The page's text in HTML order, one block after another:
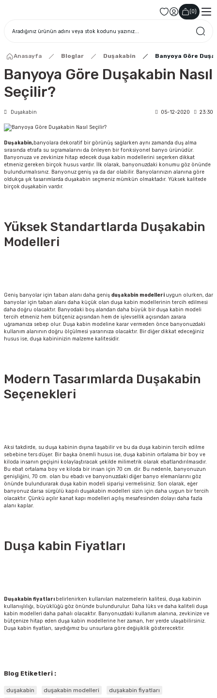
(0)
Anasayfa Bloglar Duşakabin Banyoya Göre
Banyoya Göre Duşakabin Nasıl
Seçilir?
Duşakabin 05-12-2020 23:30
Duşakabin,banyolara dekoratif bir görünüş sağlarken aynı zamanda duş alma
sırasında etrafa su sıçramalarını da önleyen bir fonksiyonel banyo ürünüdür.
Banyonuza ve zevkinize hitap edecek duşa kabin modellerini seçerken dikkat
etmeniz gereken birçok husus vardır. İlk olarak, banyonuzdaki konumu göz önünde
bulundurmalısınız. Banyonuz geniş ya da dar olabilir. Banyolarınızın alanına göre
oldukça şık tasarımlarda duşakabin seçmeniz mümkün olmaktadır. Yüksek kalitede
birçok duşakabin vardır.
Yüksek Standartlarda Duşakabin
Modelleri
Geniş banyolar için taban alanı daha geniş duşakabin modelleri uygun olurken, dar
banyolar için taban alanı daha küçük olan duşa kabin modellerinin tercih edilmesi
daha doğru olacaktır. Banyodaki boş alandan daha büyük bir duşa kabin modeli
tercih etmeniz hem bütçeniz açısından hem de işlevsellik açısından zarara
uğramanıza sebep olur. Duşa kabin modeline karar vermeden önce banyonuzdaki
kullanım alanının doğru ölçülmesi yararınıza olacaktır. Bir diğer dikkat edeceğiniz
husus ise, duşa kabininizin malzeme kalitesidir.
Modern Tasarımlarda Duşakabin
Seçenekleri
Aksi takdirde, su duşa kabinin dışına taşabilir ve bu da duşa kabinin tercih edilme
sebebine ters düşer. Bir başka önemli husus ise, duşa kabinin ortalama bir boy ve
kiloda insanın geçişini kolaylaştıracak şekilde milimetrik olarak ebatlandırılmasıdır.
Bu ebat ortalama boy ve kiloda bir insan için 70 cm. dir. Bu nedenle, banyonuzun
genişliğini, 70 cm. olan bu ebadı ve banyonuzdaki diğer banyo elemanlarını göz
önünde bulundurarak duşa kabin modeli siparişi vermelisiniz. Son olarak, eğer
banyonuz darsa sürgülü kapılı duşakabin modelleri sizin için daha uygun bir tercih
olacaktır. Çünkü açılır kanat kapı modelleri açılış mesafesinden dolayı daha fazla
alanı kaplar.
Duşa kabin Fiyatları
Duşakabin fiyatları belirlenirken kullanılan malzemelerin kalitesi, duşa kabinin
kullanışlılığı, büyüklüğü göz önünde bulundurulur. Daha lüks ve daha kaliteli duşa
kabin modelleri daha pahalı olacaktır. Banyonuzdaki kullanım alanına, zevkinize ve
bütçenize hitap eden duşa kabin modellerine her zaman, her yerde ulaşabilirsiniz.
Duşa kabin fiyatları, saydığımız bu unsurlara göre değişiklik gösterecektir.
Blog Etiketleri :
duşakabin duşakabin modelleri
duşakabin fiyatları